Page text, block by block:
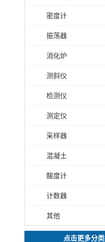
密度计
振荡器
消化炉
测斜仪
检测仪
测定仪
采样器
混凝土
酸度计
计数器
其他
点击更多分类